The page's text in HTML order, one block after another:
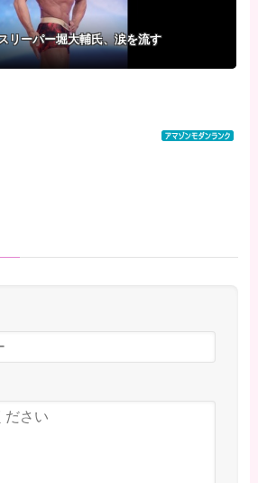
リーパー堀大輔氏、涙を流す